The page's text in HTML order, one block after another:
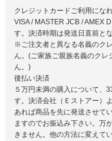
クレジットカードご利用になれ
VISA / MASTER JCB / AMEX
す。決済時期は発送日直前とな
※ご注文者と異なる名義のク
ん。(ご家族ご親族名義のク
ん。)
後払い決済
５万円未満の購入について、
す。決済会社（Ｅストアー）
あれば商品を先に発送させて
ますのでお振込み下さい。万
きません。他の方法に変えて